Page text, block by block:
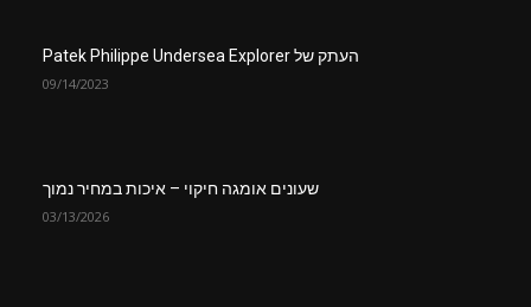
העתק של Patek Philippe Undersea Explorer
09/14/2023
שעונים אומגה חיקוי – איכות במחיר נמוך
03/13/2026